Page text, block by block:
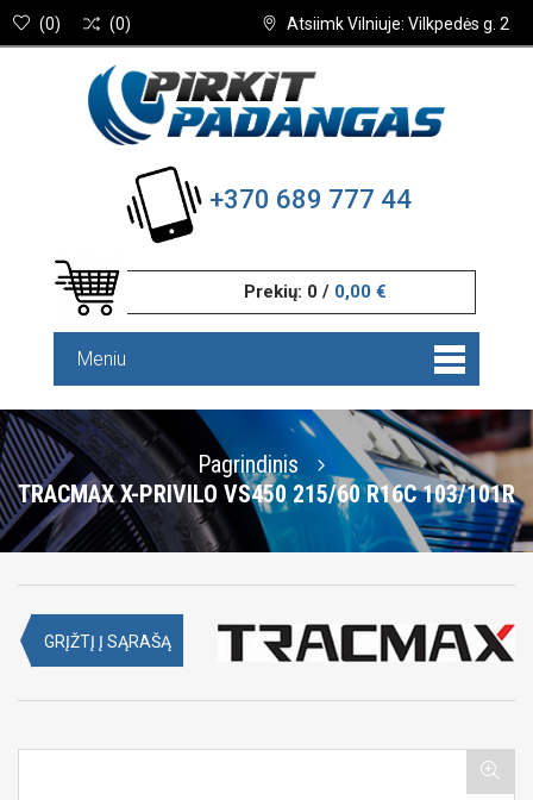
Atsiimk Vilniuje: Vilkpedės g. 2
(0) (0)
+370 689 777 44
Prekių: 0 / 0,00 €
Meniu
Pagrindinis
TRACMAX X-PRIVILO VS450 215/60 R16C 103/101R
GRĮŽTĮ Į SĄRAŠĄ